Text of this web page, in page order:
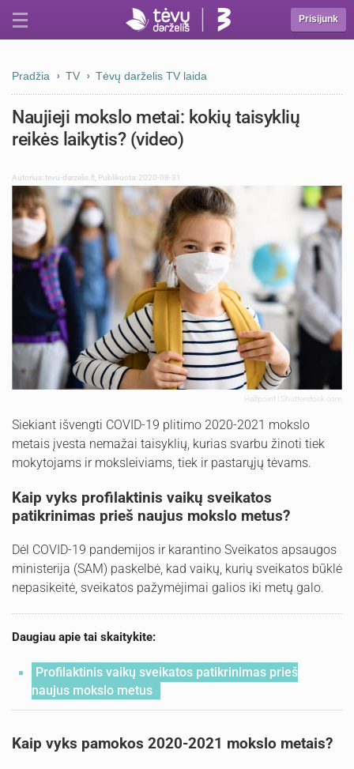
Prisijunk
Pradžia TV Tėvų darželis TV laida
Naujieji mokslo metai: kokių taisyklių
reikės laikytis? (video)
Autorius:tevu-darzelis.lt Publikuota: 2020-08-31
Halfpoint | Shutterstock.com
Siekiant išvengti COVID-19 plitimo 2020-2021 mokslo
metais įvesta nemažai taisyklių, kurias svarbu žinoti tiek
mokytojams ir moksleiviams, tiek ir pastarųjų tėvams.
Kaip vyks profilaktinis vaikų sveikatos
patikrinimas prieš naujus mokslo metus?
Dėl COVID-19 pandemijos ir karantino Sveikatos apsaugos
ministerija (SAM) paskelbė, kad vaikų, kurių sveikatos būklė
nepasikeitė, sveikatos pažymėjimai galios iki metų galo.
Daugiau apie tai skaitykite:
Profilaktinis vaikų sveikatos patikrinimas prieš
naujus mokslo metus
Kaip vyks pamokos 2020-2021 mokslo metais?